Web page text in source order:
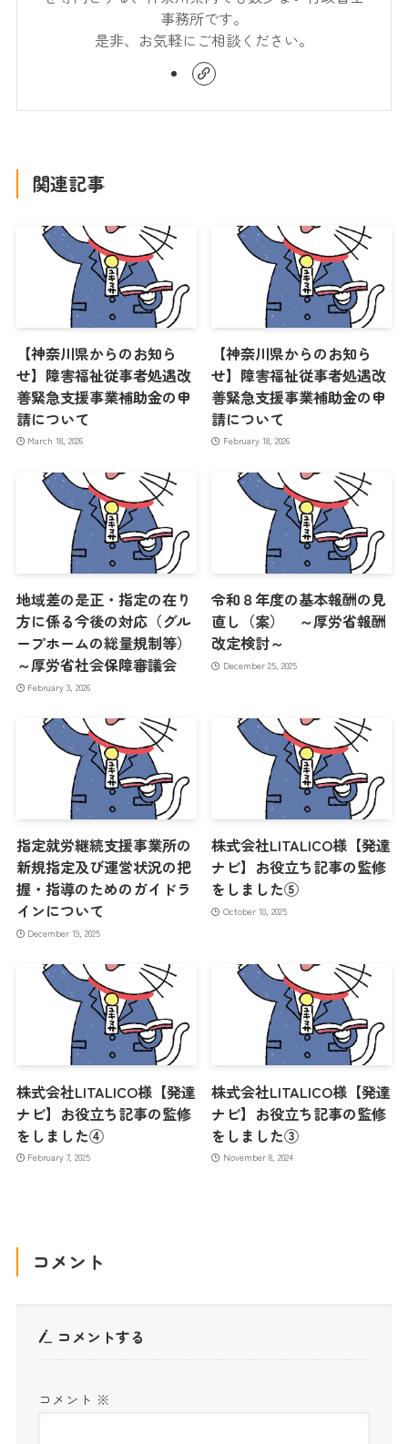
事務所です。
是非、お気軽にご相談ください。
関連記事
【神奈川県からのお知ら
せ】障害福祉従事者処遇改
善緊急支援事業補助金の申
請について
March 18, 2026
【神奈川県からのお知ら
せ】障害福祉従事者処遇改
善緊急支援事業補助金の申
請について
February 18, 2026
地域差の是正・指定の在り
方に係る今後の対応（グル
ープホームの総量規制等）
～厚労省社会保障審議会
February 3, 2026
令和８年度の基本報酬の見
直し（案） ～厚労省報酬
改定検討～
December 25, 2025
指定就労継続支援事業所の
新規指定及び運営状況の把
握・指導のためのガイドラ
インについて
December 19, 2025
株式会社LITALICO様【発達
ナビ】お役立ち記事の監修
をしました⑤
October 10, 2025
株式会社LITALICO様【発達
ナビ】お役立ち記事の監修
をしました④
February 7, 2025
株式会社LITALICO様【発達
ナビ】お役立ち記事の監修
をしました③
November 8, 2024
コメント
コメントする
コメント ※